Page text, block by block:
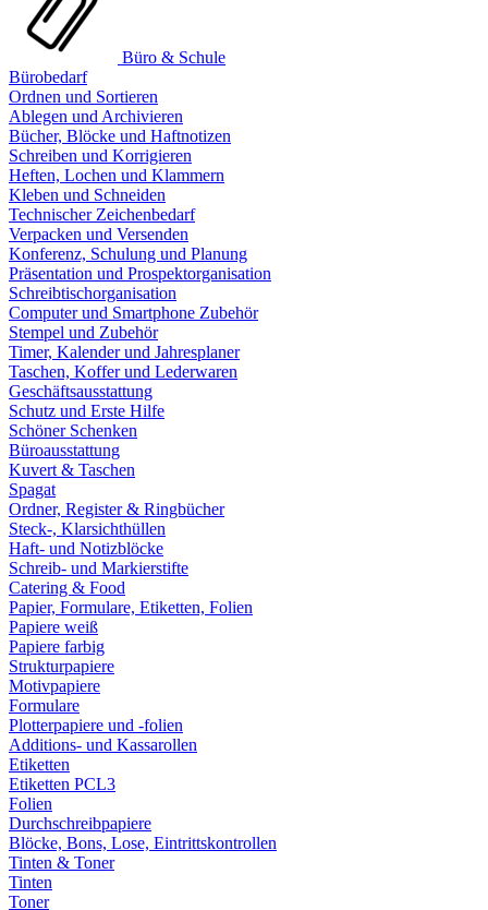
Büro & Schule
Bürobedarf
Ordnen und Sortieren
Ablegen und Archivieren
Bücher, Blöcke und Haftnotizen
Schreiben und Korrigieren
Heften, Lochen und Klammern
Kleben und Schneiden
Technischer Zeichenbedarf
Verpacken und Versenden
Konferenz, Schulung und Planung
Präsentation und Prospektorganisation
Schreibtischorganisation
Computer und Smartphone Zubehör
Stempel und Zubehör
Timer, Kalender und Jahresplaner
Taschen, Koffer und Lederwaren
Geschäftsausstattung
Schutz und Erste Hilfe
Schöner Schenken
Büroausstattung
Kuvert & Taschen
Spagat
Ordner, Register & Ringbücher
Steck-, Klarsichthüllen
Haft- und Notizblöcke
Schreib- und Markierstifte
Catering & Food
Papier, Formulare, Etiketten, Folien
Papiere weiß
Papiere farbig
Strukturpapiere
Motivpapiere
Formulare
Plotterpapiere und -folien
Additions- und Kassarollen
Etiketten
Etiketten PCL3
Folien
Durchschreibpapiere
Blöcke, Bons, Lose, Eintrittskontrollen
Tinten & Toner
Tinten
Toner